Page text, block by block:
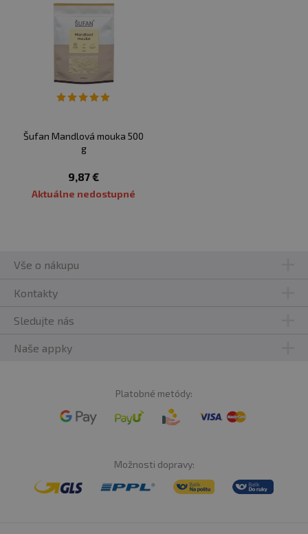
Šufan Mandlová mouka 500
g
9,87 €
Aktuálne nedostupné
Vše o nákupu
Kontakty
Sledujte nás
Naše appky
Platobné metódy:
Možnosti dopravy: